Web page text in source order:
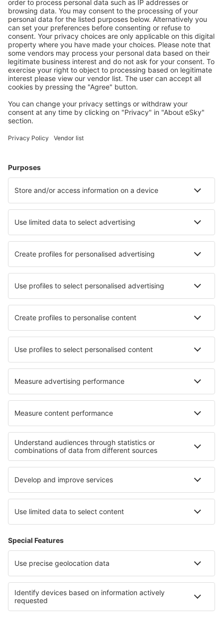
Planifică ȋn siguranţă
Rezervare fără griji cu opțiune gratuită de anulare.
Economiseşte mai mult
Prețuri atractive și oferte speciale pentru utilizatorii
conectați.
Alege din peste 1,3 mil. de opţiuni: hoteluri, cabane,
apartamente și altele.
Hoteluri în India - Orașe populare
Hoteluri în Varanasi Hoteluri în Jaipur
Hoteluri în New Delhi Hoteluri în Hyderabad
Hoteluri în Mumbai Hoteluri în Kanpur
Hoteluri în Almora Hoteluri în Sawai Madhopur
Cele mai bune hoteluri - orașe
Hoteluri în Fours Hoteluri în Dryden
Hoteluri în Bañeres de Mariola Hoteluri în Hourtin
Hoteluri în Ponzano Romano
Cele mai bune hoteluri - regiuni
Hoteluri in Goa Hoteluri in Goa
Hoteluri in Wolfgangsee
Hoteluri in Deșertul Atacama Hoteluri în Ore Mountains